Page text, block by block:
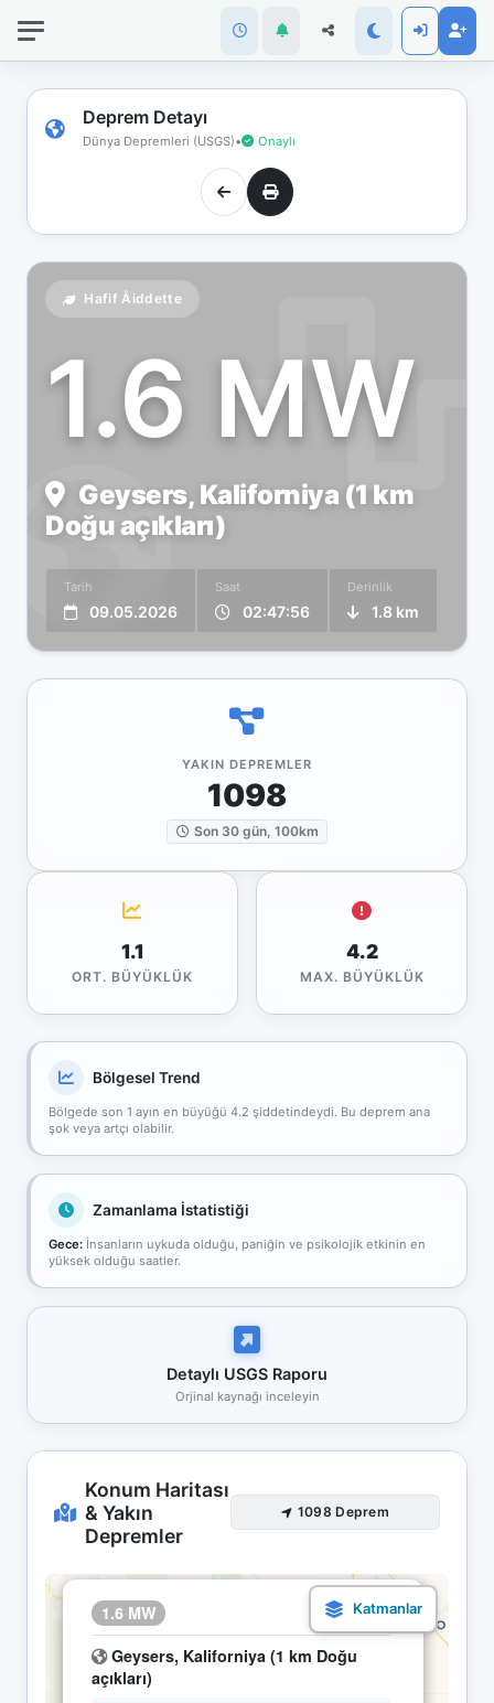
Deprem Detayı
Dünya Depremleri (USGS)• Onaylı
Hafif Åiddette
1.6 MW
Geysers, Kaliforniya (1 km
Doğu açıkları)
Tarih
09.05.2026
Saat
02:47:56
Derinlik
1.8 km
YAKIN DEPREMLER
1098
Son 30 gün, 100km
1.1
ORT. BÜYÜKLÜK
4.2
MAX. BÜYÜKLÜK
Bölgesel Trend
Bölgede son 1 ayın en büyüğü 4.2 şiddetindeydi. Bu deprem ana
şok veya artçı olabilir.
Zamanlama İstatistiği
Gece: İnsanların uykuda olduğu, paniğin ve psikolojik etkinin en
yüksek olduğu saatler.
Detaylı USGS Raporu
Orjinal kaynağı inceleyin
Konum Haritası
& Yakın
Depremler
1098 Deprem
1.6 MW 09.05 02:47
Geysers, Kaliforniya (1 km Doğu
açıkları)
×
bağlantınız
koptu!
Çevrimdışı
moddasınız.